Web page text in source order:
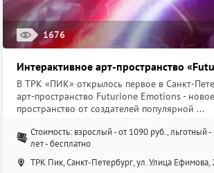
1676
Интерактивное арт-пространство
В ТРК «ПИК» открылось первое в Санкт-
арт-пространство Futurione Emotions -
пространство от создателей популярной ...
Стоимость: взрослый - от 1090 руб., льготный
лет - бесплатно
ТРК Пик, Санкт-Петербург, ул. ​Улица Ефимова,